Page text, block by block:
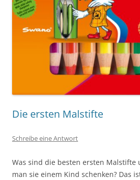
Die ersten Malstifte
Schreibe eine Antwort
Was sind die besten ersten Malstifte
man sie einem Kind schenken? Das